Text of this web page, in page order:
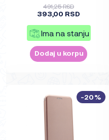
491,25 RSD
393,00 RSD
Ima na stanju
Dodaj u korpu
-20%